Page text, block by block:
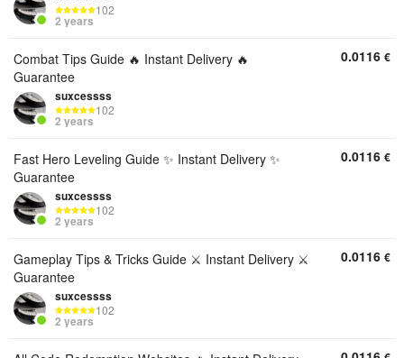
102
2 years
Combat Tips Guide 🔥 Instant Delivery 🔥
Guarantee
suxcessss
102
2 years
0.0116 €
Fast Hero Leveling Guide ✨ Instant Delivery ✨
Guarantee
suxcessss
102
2 years
0.0116 €
Gameplay Tips & Tricks Guide ⚔️ Instant Delivery ⚔️
Guarantee
suxcessss
102
2 years
0.0116 €